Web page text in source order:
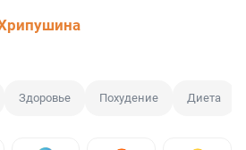
Здоровье Похудение Диета